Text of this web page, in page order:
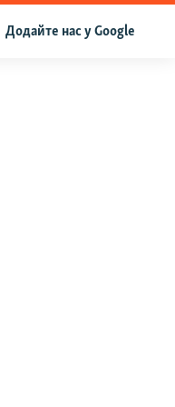
Додайте нас у Google